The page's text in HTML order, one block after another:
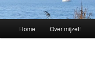
Skip
Home Over mijzelf